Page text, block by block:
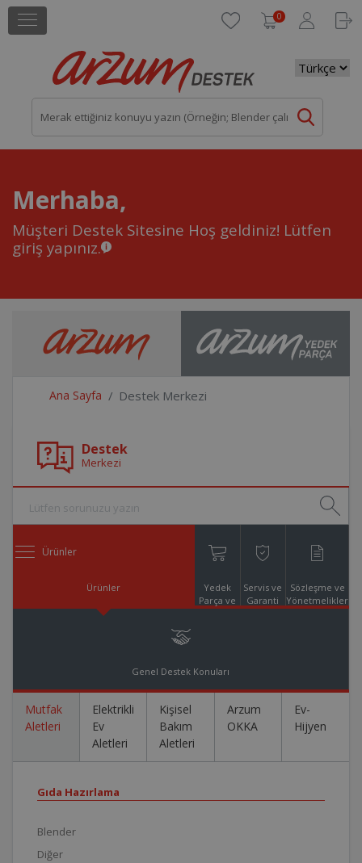
0
Merhaba,
Müşteri Destek Sitesine Hoş geldiniz! Lütfen
giriş yapınız.
Ana Sayfa Destek Merkezi
Destek
Merkezi
Ürünler
Ürünler
Yedek
Parça ve
Servis ve
Garanti
Sözleşme ve
Yönetmelikler
Genel Destek Konuları
Mutfak
Aletleri
Elektrikli
Ev
Aletleri
Kişisel
Bakım
Aletleri
Arzum
OKKA
Ev-
Hijyen
Gıda Hazırlama
Blender
Diğer